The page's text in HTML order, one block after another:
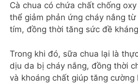
Cà chua có chứa chất chống
thể giảm phản ứng cháy nắng
tím, đồng thời tăng sức đề
Trong khi đó, sữa chua lại là
dịu da bị cháy nắng, đồng thời
và khoáng chất giúp tăng cường